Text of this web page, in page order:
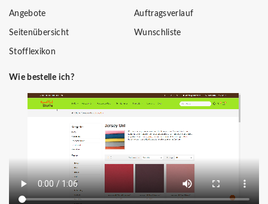
Angebote
Seitenübersicht
Stofflexikon
Auftragsverlauf
Wunschliste
Wie bestelle ich?